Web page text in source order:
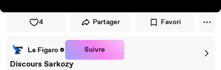
4 Partager Favori
Le Figaro Suivre
Discours Sarkozy